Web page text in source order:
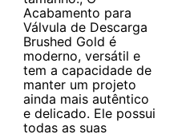
Acabamento para
Válvula de Descarga
Brushed Gold é
moderno, versátil e
tem a capacidade de
manter um projeto
ainda mais autêntico
e delicado. Ele possui
todas as suas